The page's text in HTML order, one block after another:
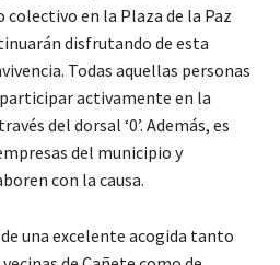
en la Plaza de la Paz
disfrutando de esta
Todas aquellas personas
activamente en la
del dorsal ‘0’. Además, es
del municipio y
con la causa.
una excelente acogida tanto